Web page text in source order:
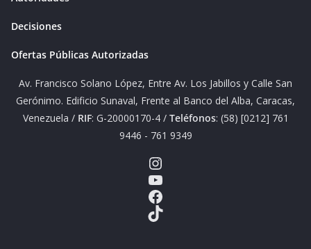
Decisiones
Ofertas Públicas Autorizadas
Av. Francisco Solano López, Entre Av. Los Jabillos y Calle San
Gerónimo. Edificio Sunaval, Frente al Banco del Alba, Caracas,
Venezuela / RIF: G-20000170-4 / Teléfonos: (58) [0212] 761
9446 - 761 9349